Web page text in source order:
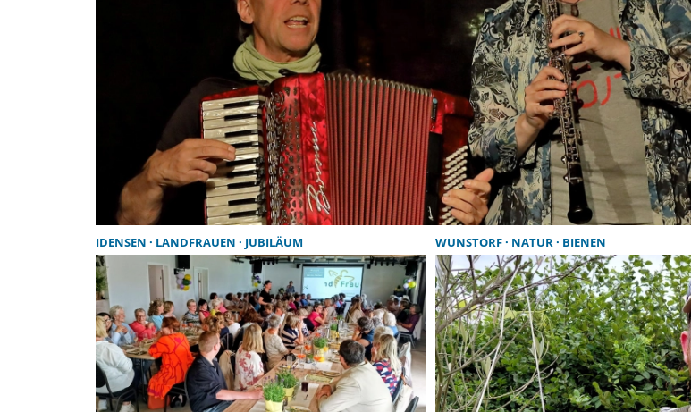
IDENSEN LANDFRAUEN JUBILÄUM WUNSTORF NATUR BIENEN